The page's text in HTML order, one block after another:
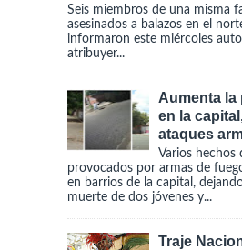
Seis miembros de una misma
asesinados a balazos en el
informaron este miércoles
atribuyer...
Aumenta
en la
ataques
Varios hechos
provocados por armas de
en barrios de la capital,
muerte de dos jóvenes y...
Traje